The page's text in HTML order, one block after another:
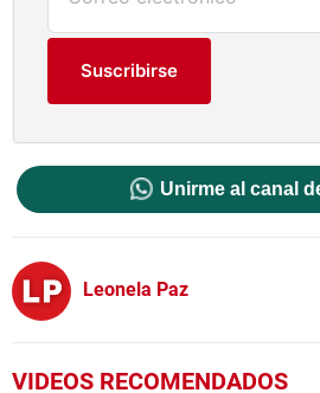
Suscribirse
Unirme al canal
Leonela Paz
VIDEOS RECOMENDADOS